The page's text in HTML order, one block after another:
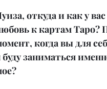
откуда и как у
к картам Таро?
когда вы для
буду заниматься